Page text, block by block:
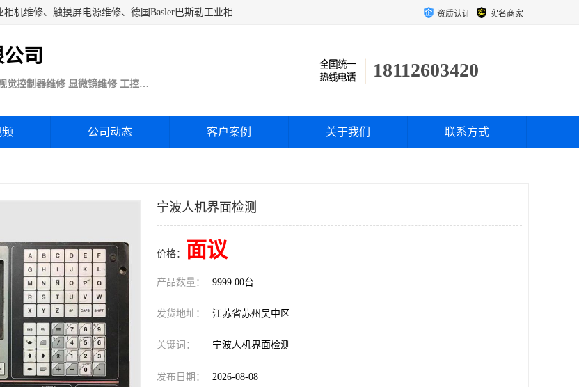
苏州技优电子技术服务公司承接：CCD工业相机维修、康耐视cognex工业相机维修、触摸屏电源维修、德国Basler巴斯勒工业相机维修、科研蛋白分析仪制冷相机维修等各种设备维修。公司客户行业涉及机械制造、注塑业、橡胶、电路板制造工厂、印刷、电梯、汽车生产、发电、电镀、医疗、食品、包装等。 资质认证 实名商家
司
Basler巴斯勒康耐视Cognex工业CCD相机维修 基恩士视觉控制器维修 显微镜维修 工控触摸屏电源电路板维修
18112603420
公司动态 客户案例 关于我们 联系方式
宁波人机界面检测
价格： 面议
产品数量： 9999.00台
发货地址： 江苏省苏州吴中区
关键词： 宁波人机界面检测
发布日期： 2026-08-08